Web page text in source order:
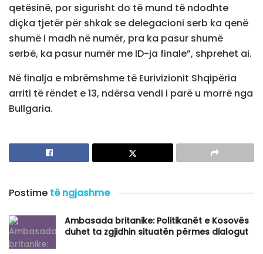
qetësinë, por sigurisht do të mund të ndodhte
diçka tjetër për shkak se delegacioni serb ka qenë
shumë i madh në numër, pra ka pasur shumë
serbë, ka pasur numër me ID-ja finale”, shprehet ai.
Në finalja e mbrëmshme të Eurivizionit Shqipëria
arriti të rëndet e 13, ndërsa vendi i parë u morrë nga
Bullgaria.
Postime të ngjashme
Ambasada britanike: Politikanët e Kosovës
duhet ta zgjidhin situatën përmes dialogut